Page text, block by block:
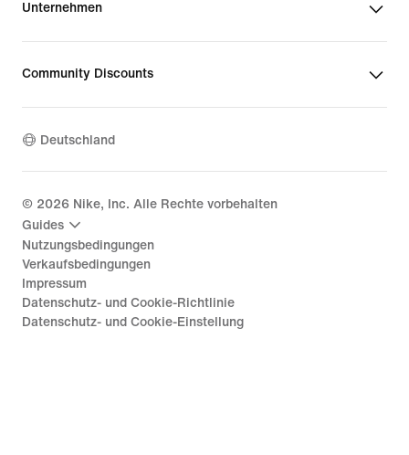
Unternehmen
Community Discounts
Deutschland
© 2026 Nike, Inc. Alle Rechte vorbehalten
Guides
Nutzungsbedingungen
Verkaufsbedingungen
Impressum
Datenschutz- und Cookie-Richtlinie
Datenschutz- und Cookie-Einstellung